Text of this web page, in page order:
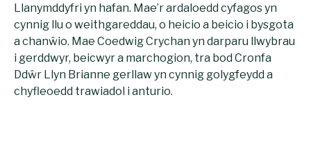
Llanymddyfri yn hafan. Mae’r ardaloedd cyfagos yn
cynnig llu o weithgareddau, o heicio a beicio i bysgota
a chanŵio. Mae Coedwig Crychan yn darparu llwybrau
i gerddwyr, beicwyr a marchogion, tra bod Cronfa
Ddŵr Llyn Brianne gerllaw yn cynnig golygfeydd a
chyfleoedd trawiadol i anturio.